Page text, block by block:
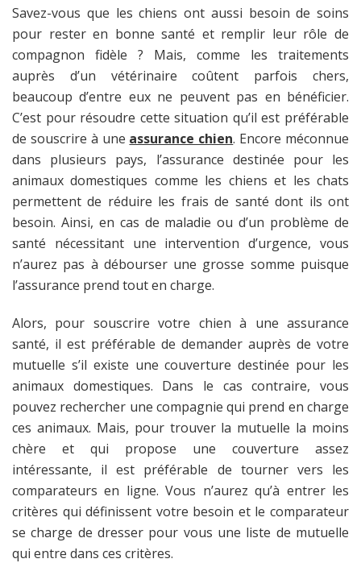
300mAh; Récepteur 650mAh; Portée télécommande
1000m; Convient pour chiens grands, moyens, petits;
Contrôle 1 chien; Fonctions son et vibration; Fonction
sans choc/static Le forfait comprend: Télécommande
x1 Récepteur x1 Bracelet TPU réfléchissant x1 Câble de
charge x1 Lampe de test x1 Manuel x1 x1
pour des sessions quotidiennes et en extérieur.
Autonomie longue: Télécommande rechargeable
300mAh et récepteur rechargeable 650mAh offrant une
autonomie prolongée : télécommande jusqu'à 180 jours,
récepteur jusqu'à 60 jours et veille supérieure à 200 jours
après charge complète. Temps de charge rapide de 2
heures. Ces spécifications de batterie (300mAh, 650mAh)
garantissent que le système reste prêt pour de longues
séances de formation, les routines quotidiennes et les
sorties sans recharges fréquentes. Modes polyvalents:
Trois modes d'entraînement : son, vibration et réglage
d'intensité multi-niveaux pour s'adapter aux
tempéraments et tailles variés. Vibration réglable sur 10
niveaux et option de réglage fin sur 100 niveaux, plus
lampe intégrée pour signaler ou localiser l'animal. Portée
de la télécommande 1000 mètres et contrôle d'un seul
chien, parfait pour l'obéissance dans le jardin, le rappel
en extérieur et les séances de dressage non médical
étanche: Boîtier et collier construits en ABS et nylon avec
classement IP67 pour résister à la pluie, la boue et des
immersions brèves. Le récepteur étanche IP67 permet
d'entraîner sous la pluie ou dans des environnements
humides sans perte de fonctionnalité. Les matériaux
ABS+Nylon assurent une tenue adaptée à un usage
extérieur régulier pour la marche, le travail sur le terrain
et l'entraînement. Caractéristiques: Couleur: Noir Taille:
Longueur: 16.7cm x Largeur: 9.7cm x Hauteur: 4.5cm
Matériau: ABS+Nylon Paramètres: Temps de charge 2
heures; Batterie télécommande 300mAh; Batterie
récepteur 650mAh; Autonomie télécommande jusqu'à
180 jours; Autonomie récepteur jusqu'à 60 jours; Veille
plus de 200 jours; IP67 étanche; Vibration réglable 10
Savez-vous que les chiens ont aussi besoin de soins
pour rester en bonne santé et remplir leur rôle de
compagnon fidèle ? Mais, comme les traitements
auprès d’un vétérinaire coûtent parfois chers,
beaucoup d’entre eux ne peuvent pas en bénéficier.
C’est pour résoudre cette situation qu’il est préférable
de souscrire à une assurance chien. Encore méconnue
dans plusieurs pays, l’assurance destinée pour les
animaux domestiques comme les chiens et les chats
permettent de réduire les frais de santé dont ils ont
besoin. Ainsi, en cas de maladie ou d’un problème de
santé nécessitant une intervention d’urgence, vous
n’aurez pas à débourser une grosse somme puisque
l’assurance prend tout en charge.
Alors, pour souscrire votre chien à une assurance
santé, il est préférable de demander auprès de votre
mutuelle s’il existe une couverture destinée pour les
animaux domestiques. Dans le cas contraire, vous
pouvez rechercher une compagnie qui prend en charge
ces animaux. Mais, pour trouver la mutuelle la moins
chère et qui propose une couverture assez
intéressante, il est préférable de tourner vers les
comparateurs en ligne. Vous n’aurez qu’à entrer les
critères qui définissent votre besoin et le comparateur
se charge de dresser pour vous une liste de mutuelle
qui entre dans ces critères.